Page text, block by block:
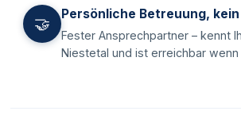
🤝
Persönliche Betreuung,
Fester Ansprechpartner – kennt
Niestetal und ist erreichbar wenn